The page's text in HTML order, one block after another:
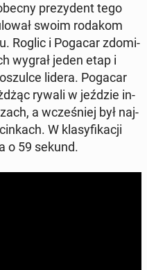
pre­zy­dent tego
swoim rodakom
Roglic i Pogacar zdo­mi­
wygrał jeden etap i
lidera. Pogacar
rywali w jeździe in­
a wcze­śniej był naj­
W kla­sy­fi­ka­cji
o 59 sekund.